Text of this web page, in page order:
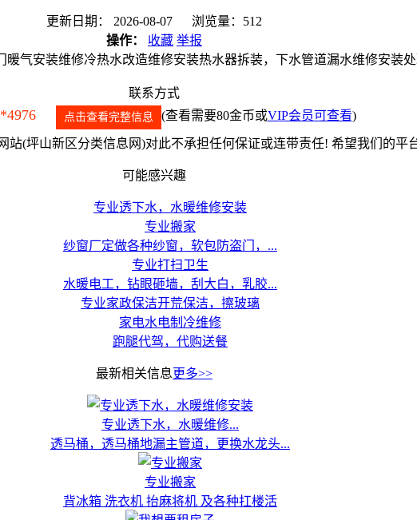
更新日期： 2026-08-07 浏览量：512
操作：
收藏 举报
气安装维修冷热水改造维修安装热水器拆装，下水管道漏水维修安装
联系方式
点击查看完整信息 (查看需要80金币或VIP会员可查看)
站(坪山新区分类信息网)对此不承担任何保证或连带责任! 希望我们的平
可能感兴趣
专业透下水，水暖维修安装
专业搬家
纱窗厂定做各种纱窗，软包防盗门，...
专业打扫卫生
水暖电工，钻眼砸墙，刮大白，乳胶...
专业家政保洁开荒保洁，擦玻璃
家电水电制冷维修
跑腿代驾，代购送餐
最新相关信息更多>>
专业透下水，水暖维修...
透马桶，透马桶地漏主管道，更换水龙头...
专业搬家
背冰箱 洗衣机 抬麻将机 及各种扛楼活